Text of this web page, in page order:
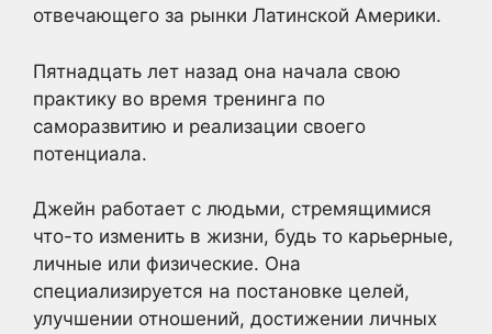
отвечающего за рынки Латинской Америки.
Пятнадцать лет назад она начала свою
практику во время тренинга по
саморазвитию и реализации своего
потенциала.
Джейн работает с людьми, стремящимися
что-то изменить в жизни, будь то карьерные,
личные или физические. Она
специализируется на постановке целей,
улучшении отношений, достижении личных